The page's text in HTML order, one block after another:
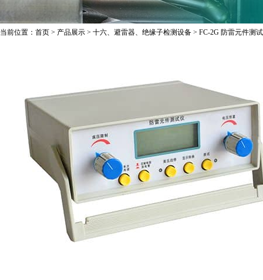
当前位置： 首页 > 产品展示 > 十六、避雷器、绝缘子检测设备 > FC-2G 防雷元件测